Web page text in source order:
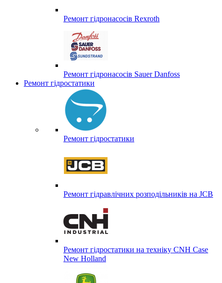
Ремонт гідронасосів Rexroth
Ремонт гідронасосів Sauer Danfoss
Ремонт гідростатики
Ремонт гідростатики
Ремонт гідравлічних розподільників на JCB
Ремонт гідростатики на техніку CNH Case
New Holland